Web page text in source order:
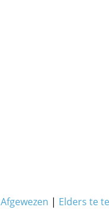
Afgewezen | Elders te